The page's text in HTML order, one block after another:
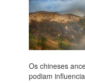
Os chineses
podiam